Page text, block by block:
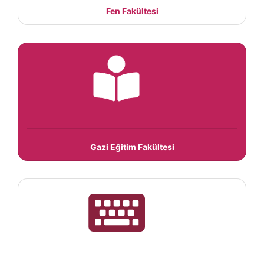
Fen Fakültesi
Gazi Eğitim Fakültesi